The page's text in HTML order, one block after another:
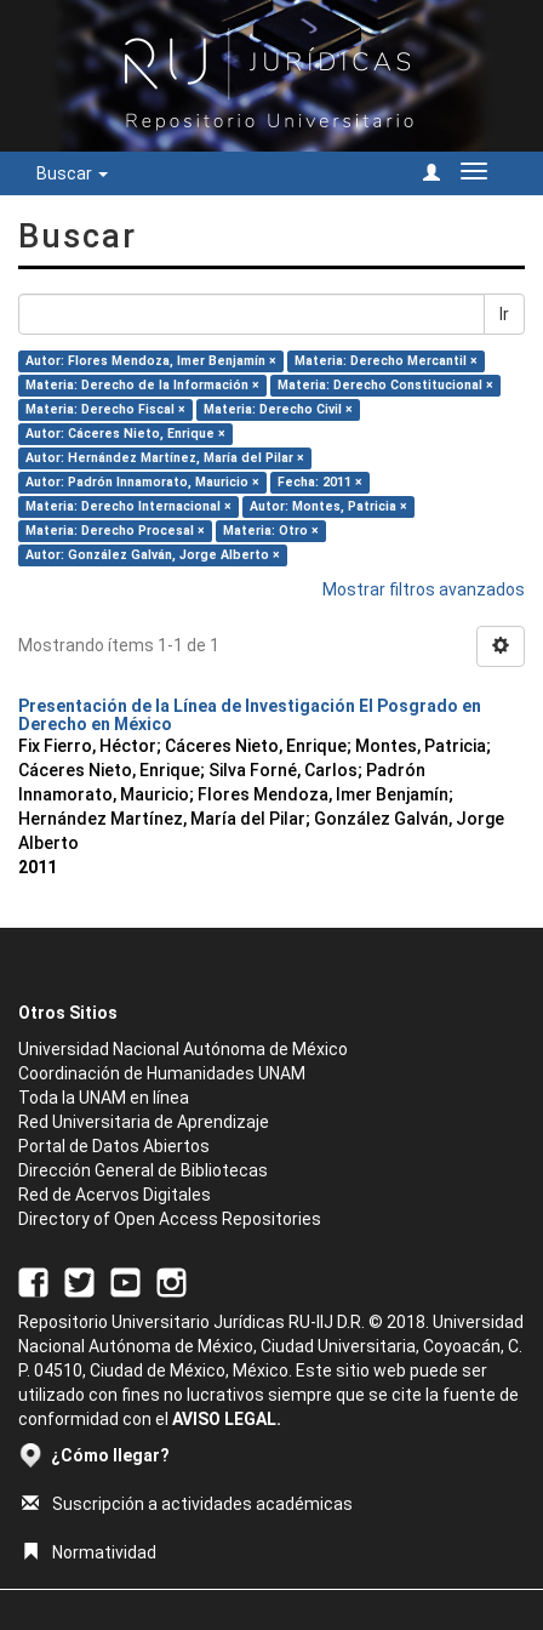
Buscar
Cambiar
Buscar
Ir
Autor: Flores Mendoza, Imer Benjamín ×
Materia: Derecho Mercantil ×
Materia: Derecho de la Información ×
Materia: Derecho Constitucional ×
Materia: Derecho Fiscal ×
Materia: Derecho Civil ×
Autor: Cáceres Nieto, Enrique ×
Autor: Hernández Martínez, María del Pilar ×
Autor: Padrón Innamorato, Mauricio ×
Fecha: 2011 ×
Materia: Derecho Internacional ×
Autor: Montes, Patricia ×
Materia: Derecho Procesal ×
Materia: Otro ×
Autor: González Galván, Jorge Alberto ×
Mostrar filtros avanzados
Mostrando ítems 1-1 de 1
Presentación de la Línea de Investigación El Posgrado en
Derecho en México
Fix Fierro, Héctor; Cáceres Nieto, Enrique; Montes, Patricia;
Cáceres Nieto, Enrique; Silva Forné, Carlos; Padrón
Innamorato, Mauricio; Flores Mendoza, Imer Benjamín;
Hernández Martínez, María del Pilar; González Galván, Jorge
Alberto
2011
Otros Sitios
Universidad Nacional Autónoma de México
Coordinación de Humanidades UNAM
Toda la UNAM en línea
Red Universitaria de Aprendizaje
Portal de Datos Abiertos
Dirección General de Bibliotecas
Red de Acervos Digitales
Directory of Open Access Repositories
Repositorio Universitario Jurídicas RU-IIJ D.R. © 2018. Universidad
Nacional Autónoma de México, Ciudad Universitaria, Coyoacán, C.
P. 04510, Ciudad de México, México. Este sitio web puede ser
utilizado con fines no lucrativos siempre que se cite la fuente de
conformidad con el AVISO LEGAL.
¿Cómo llegar?
Suscripción a actividades académicas
Normatividad